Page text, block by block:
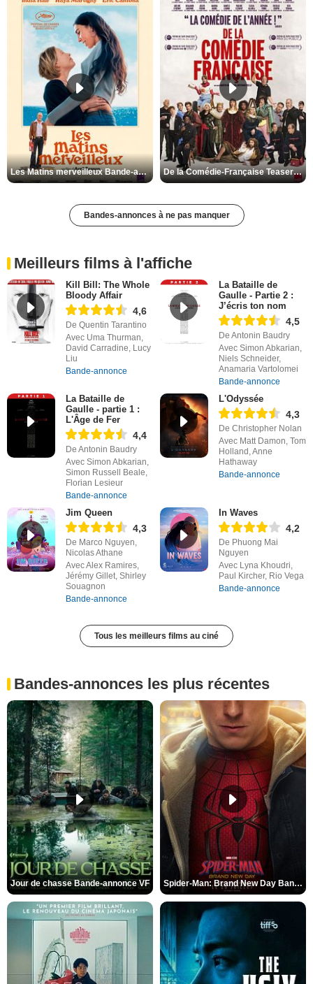
Les Matins merveilleux Bande-annonce VF De la Comédie-Française Teaser VF
Bandes-annonces à ne pas manquer
Meilleurs films à l'affiche
Kill Bill: The Whole
Bloody Affair
4,6
De Quentin Tarantino
Avec Uma Thurman,
David Carradine, Lucy
Liu
Bande-annonce
La Bataille de
Gaulle - Partie 2 :
J’écris ton nom
4,5
De Antonin Baudry
Avec Simon Abkarian,
Niels Schneider,
Anamaria Vartolomei
Bande-annonce
La Bataille de
Gaulle - partie 1 :
L'Âge de Fer
4,4
De Antonin Baudry
Avec Simon Abkarian,
Simon Russell Beale,
Florian Lesieur
Bande-annonce
L'Odyssée
4,3
De Christopher Nolan
Avec Matt Damon, Tom
Holland, Anne
Hathaway
Bande-annonce
Jim Queen
4,3
De Marco Nguyen,
Nicolas Athane
Avec Alex Ramires,
Jérémy Gillet, Shirley
Souagnon
Bande-annonce
In Waves
4,2
De Phuong Mai
Nguyen
Avec Lyna Khoudri,
Paul Kircher, Rio Vega
Bande-annonce
Tous les meilleurs films au ciné
Bandes-annonces les plus récentes
Jour de chasse Bande-annonce VF Spider-Man: Brand New Day Bande-annonce (3) VO STFR